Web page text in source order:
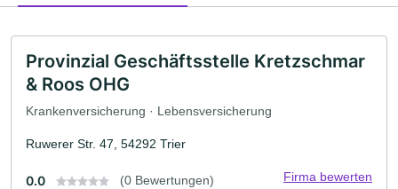
Provinzial Geschäftsstelle Kretzschmar
& Roos OHG
Krankenversicherung · Lebensversicherung
Ruwerer Str. 47, 54292 Trier
0.0 (0 Bewertungen) Firma bewerten